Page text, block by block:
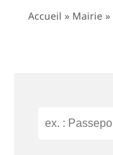
Accueil » Mairie »